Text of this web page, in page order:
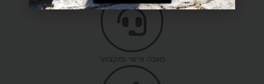
מענה אישי ומקצועי